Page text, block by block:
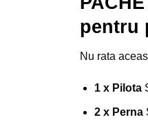
pentru
Nu rata
1 x Pilota
2 x Perna